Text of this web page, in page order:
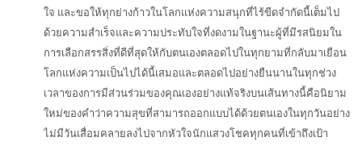
ใจ และขอให้ทุกย่างก้าวในโลกแห่งความสนุกที่ไร้ขีดจำกัดนี้เต็มไป
ด้วยความสำเร็จและความประทับใจที่งดงามในฐานะผู้ที่มีรสนิยมใน
การเลือกสรรสิ่งที่ดีที่สุดให้กับตนเองตลอดไปในทุกยามที่กลับมาเยือน
โลกแห่งความเป็นไปได้นี้เสมอและตลอดไปอย่างยืนนานในทุกช่วง
เวลาของการมีส่วนร่วมของคุณเองอย่างแท้จริงบนเส้นทางนี้คือนิยาม
ใหม่ของคำว่าความสุขที่สามารถออกแบบได้ด้วยตนเองในทุกวันอย่าง
ไม่มีวันเสื่อมคลายลงไปจากหัวใจนักแสวงโชคทุกคนที่เข้าถึงเป้า